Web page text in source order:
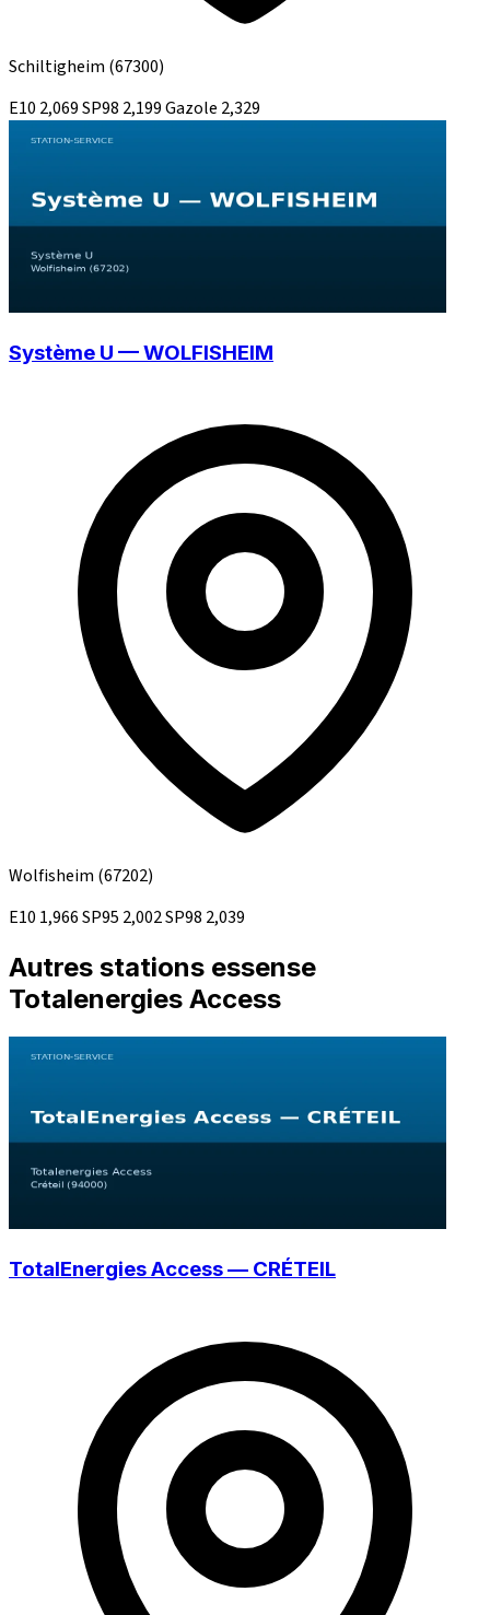
Schiltigheim (67300)
E10 2,069SP98 2,199Gazole 2,329
Système U — WOLFISHEIM
Wolfisheim (67202)
E10 1,966SP95 2,002SP98 2,039
Autres stations essense
Totalenergies Access
TotalEnergies Access — CRÉTEIL